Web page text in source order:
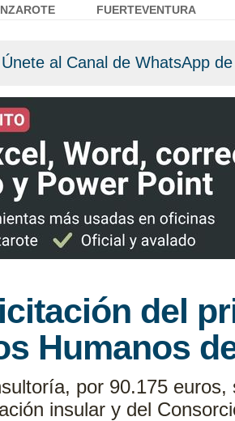
Únete al Canal de WhatsApp
del
Humanos
por 90.175
insular y del
FUERTEVENTURA